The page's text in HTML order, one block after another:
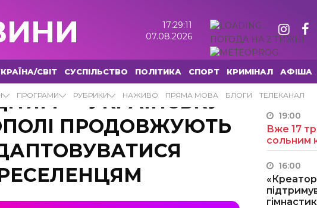
17:29:12
07.08.2026
ПОГОДА НА 2 ТИЖНІ
СВІТ СУСПІЛЬСТВО ПОЛІТИКА СПОРТ КРИМІНАЛ АФІША
ПРОГРАМИ РУБРИКИ НАЖИВО ПРЯМА МОВА БЛОГИ ТЕЛЕКАНАЛ
— УКРАЇНСЬКУ
ПРОДОВЖУЮТЬ
19:00
Вже 17
сольним
16:00